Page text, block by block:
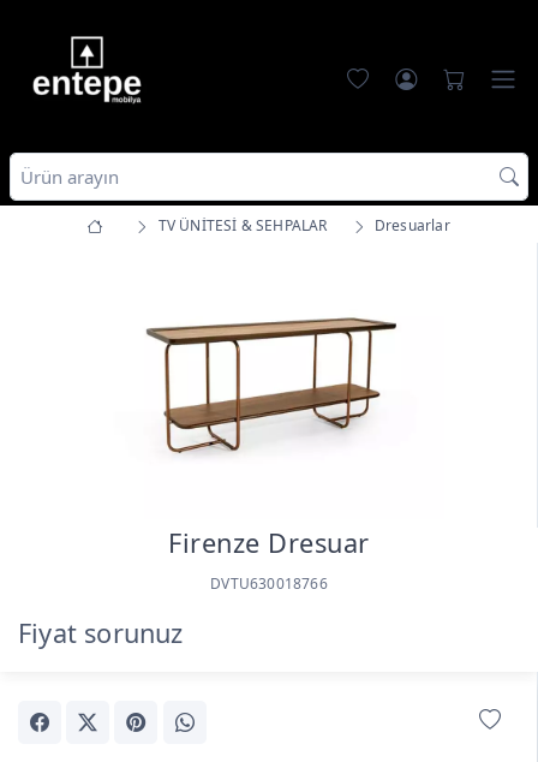
TV ÜNİTESİ & SEHPALAR Dresuarlar
Firenze Dresuar
DVTU630018766
Fiyat sorunuz